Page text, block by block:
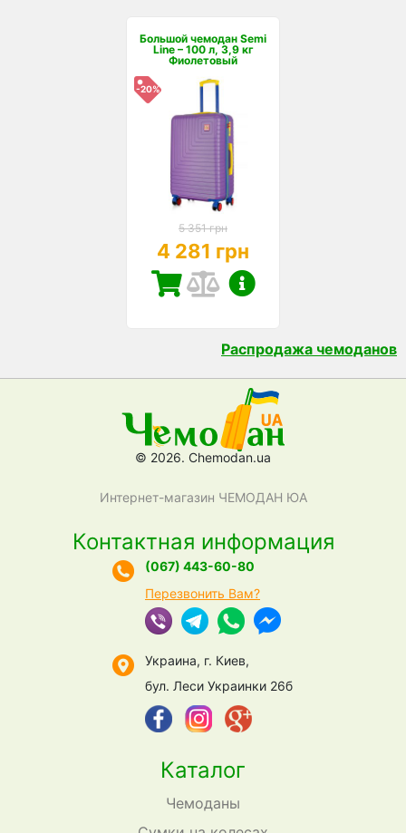
Большой чемодан Semi
Line – 100 л, 3,9 кг
Фиолетовый
-20%
5 351 грн
4 281 грн
Распродажа чемоданов
© 2026. Chemodan.ua
Интернет-магазин ЧЕМОДАН ЮА
Каталог
Чемоданы
Контактная информация
(067) 443-60-80
Перезвонить Вам?
Украина, г. Киев,
бул. Леси Украинки 26б